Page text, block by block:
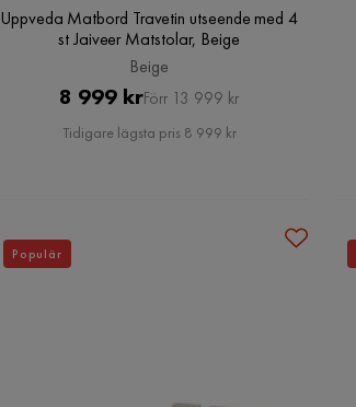
Uppveda Matbord Travetin utseende med 4
st Jaiveer Matstolar, Beige
Beige
Pris
8 999 krOriginal
Pris
Förr 13 999 kr
Tidigare lägsta pris 8 999 kr
Populär